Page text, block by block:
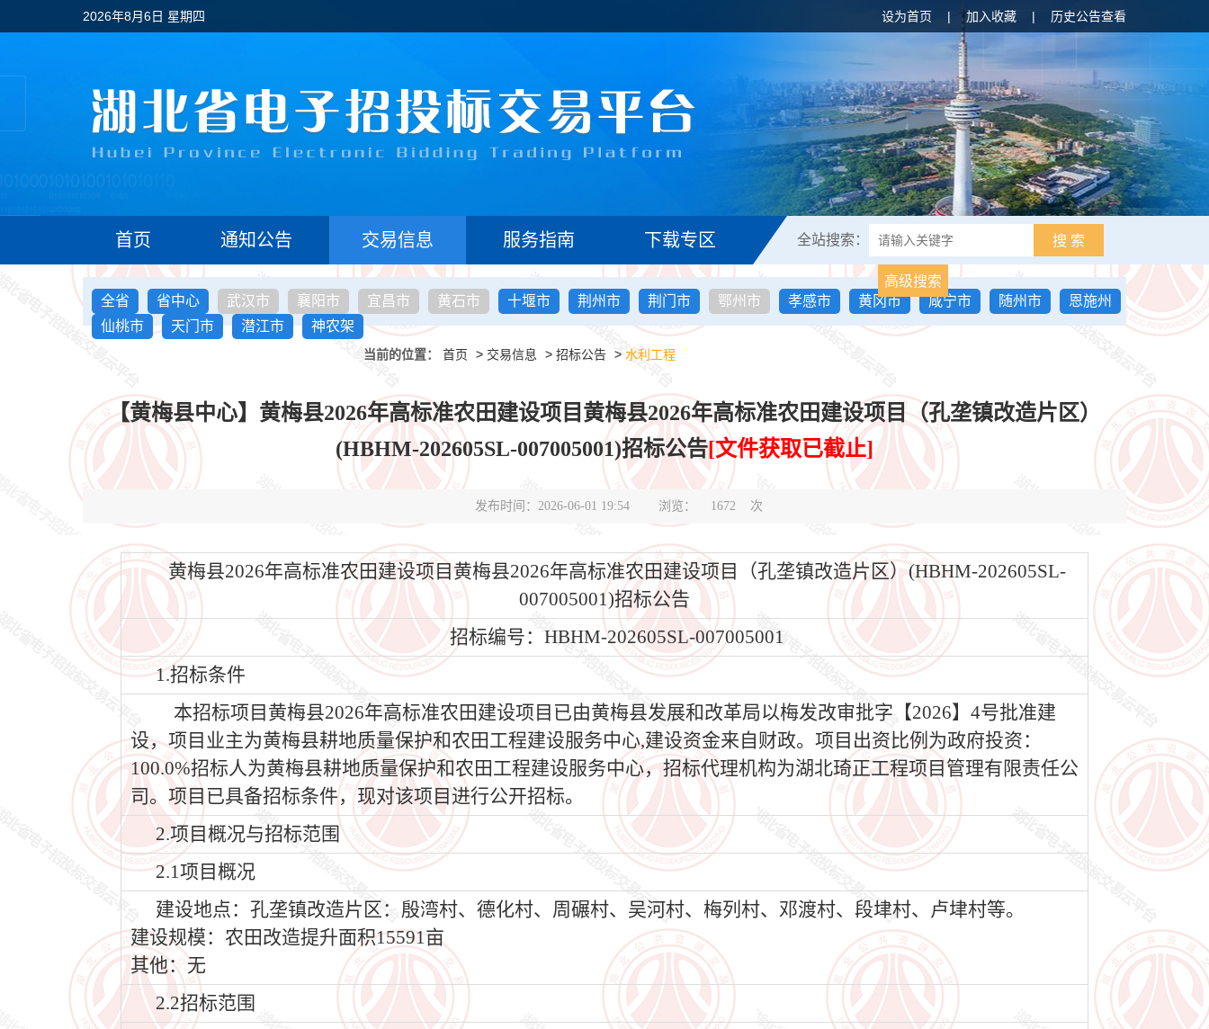
2026年8月6日 星期四 设为首页 | 加入收藏 | 历史公告查看
首页 通知公告 交易信息 服务指南 下载专区 全站搜索： 搜 索
高级搜索
全省
省中心 武汉市 襄阳市 宜昌市 黄石市 十堰市 荆州市 荆门市 鄂州市 孝感市 黄冈市 咸宁市 随州市
恩施州
仙桃市
天门市 潜江市 神农架
当前的位置： 首页 > 交易信息 > 招标公告 > 水利工程
【黄梅县中心】黄梅县2026年高标准农田建设项目黄梅县2026年高标准农田建设项目（孔垄镇改造片区）
(HBHM-202605SL-007005001)招标公告[文件获取已截止]
发布时间：2026-06-01 19:54 浏览： 1672 次
黄梅县2026年高标准农田建设项目黄梅县2026年高标准农田建设项目（孔垄镇改造片区）(HBHM-202605SL-
007005001)招标公告
招标编号：HBHM-202605SL-007005001
1.招标条件
本招标项目黄梅县2026年高标准农田建设项目已由黄梅县发展和改革局以梅发改审批字【2026】4号批准建
设，项目业主为黄梅县耕地质量保护和农田工程建设服务中心,建设资金来自财政。项目出资比例为政府投资：
100.0%招标人为黄梅县耕地质量保护和农田工程建设服务中心，招标代理机构为湖北琦正工程项目管理有限责任公
司。项目已具备招标条件，现对该项目进行公开招标。
2.项目概况与招标范围
2.1项目概况
建设地点：孔垄镇改造片区：殷湾村、德化村、周碾村、吴河村、梅列村、邓渡村、段垏村、卢垏村等。
建设规模：农田改造提升面积15591亩
其他：无
2.2招标范围